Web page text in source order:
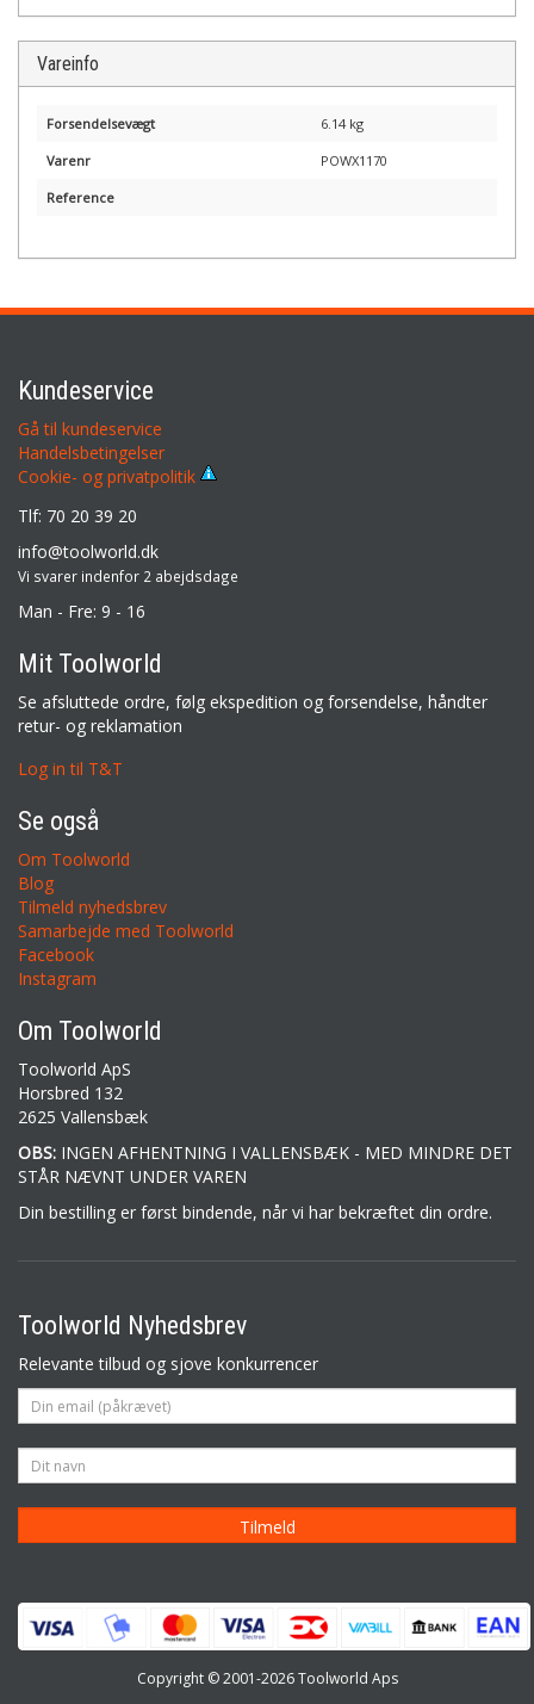
Vareinfo
Forsendelsevægt 6.14 kg
Varenr POWX1170
Reference
Kundeservice
Gå til kundeservice
Handelsbetingelser
Cookie- og privatpolitik
Tlf: 70 20 39 20
info@toolworld.dk
Vi svarer indenfor 2 abejdsdage
Man - Fre: 9 - 16
Mit Toolworld
Se afsluttede ordre, følg ekspedition og forsendelse, håndter
retur- og reklamation
Log in til T&T
Se også
Om Toolworld
Blog
Tilmeld nyhedsbrev
Samarbejde med Toolworld
Facebook
Instagram
Om Toolworld
Toolworld ApS
Horsbred 132
2625 Vallensbæk
OBS: INGEN AFHENTNING I VALLENSBÆK - MED MINDRE DET
STÅR NÆVNT UNDER VAREN
Din bestilling er først bindende, når vi har bekræftet din ordre.
Toolworld Nyhedsbrev
Relevante tilbud og sjove konkurrencer
Copyright © 2001-2026 Toolworld Aps